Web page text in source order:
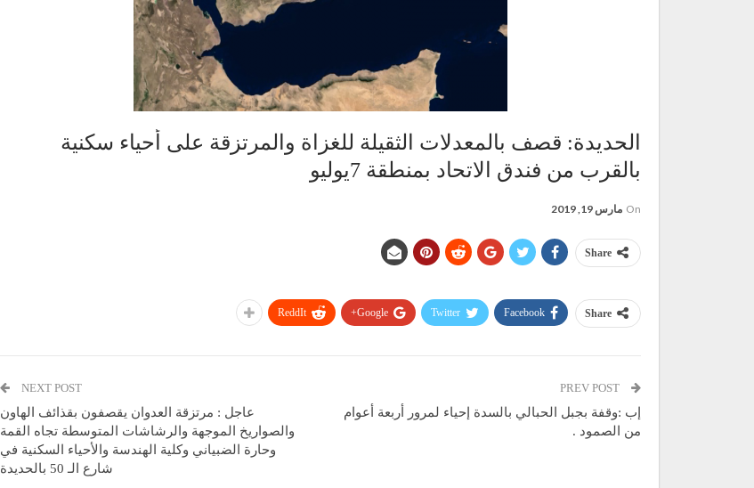
الحديدة: قصف بالمعدلات الثقيلة للغزاة والمرتزقة على أحياء سكنية
بالقرب من فندق الاتحاد بمنطقة 7يوليو
On مارس 19, 2019
Share
Share
Facebook
Twitter
Google+
ReddIt
إب :وقفة بجبل الحبالي بالسدة إحياء لمرور أربعة أعوام
من الصمود .
NEXT POST
عاجل : مرتزقة العدوان يقصفون بقذائف الهاون
والصواريخ الموجهة والرشاشات المتوسطة تجاه القمة
وحارة الضبياني وكلية الهندسة والأحياء السكنية في
شارع الـ 50 بالحديدة